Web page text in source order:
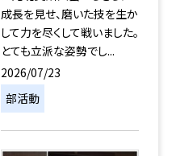
成長を見せ、磨いた技を生か
して力を尽くして戦いました。
とても立派な姿勢でし...
2026/07/23
部活動